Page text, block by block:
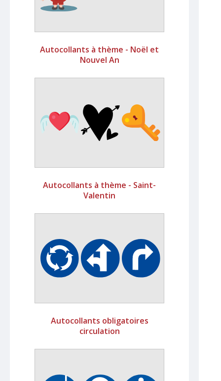
Autocollants à thème - Noël et
Nouvel An
Autocollants à thème - Saint-
Valentin
Autocollants obligatoires
circulation